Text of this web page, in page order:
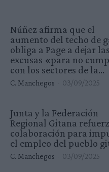
Núñez afirma que el
aumento del techo de
obliga a Page a dejar las
excusas «para no
con los sectores de la...
C. Manchegos 03/09/2025
Junta y la Federación
Regional Gitana
colaboración para
el empleo del pueblo
C. Manchegos 03/09/2025